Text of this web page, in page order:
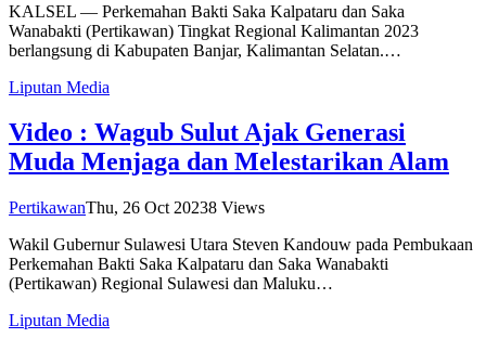
KALSEL — Perkemahan Bakti Saka Kalpataru dan Saka
Wanabakti (Pertikawan) Tingkat Regional Kalimantan 2023
berlangsung di Kabupaten Banjar, Kalimantan Selatan.…
Liputan Media
Video : Wagub Sulut Ajak Generasi
Muda Menjaga dan Melestarikan Alam
PertikawanThu, 26 Oct 20238 Views
Wakil Gubernur Sulawesi Utara Steven Kandouw pada Pembukaan
Perkemahan Bakti Saka Kalpataru dan Saka Wanabakti
(Pertikawan) Regional Sulawesi dan Maluku…
Liputan Media